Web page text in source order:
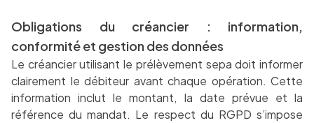
Obligations du créancier : information,
conformité et gestion des données
Le créancier utilisant le prélèvement sepa doit informer
clairement le débiteur avant chaque opération. Cette
information inclut le montant, la date prévue et la
référence du mandat. Le respect du RGPD s’impose